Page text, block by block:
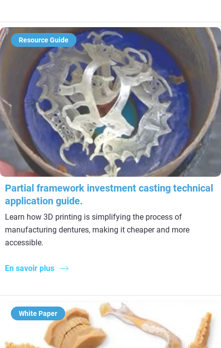
Resource Guide
Partial framework investment casting technical
application guide.
Learn how 3D printing is simplifying the process of
manufacturing dentures, making it cheaper and more
accessible.
En savoir plus
White Paper